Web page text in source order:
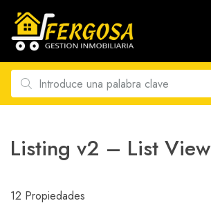
Listing v2 – List View
12 Propiedades